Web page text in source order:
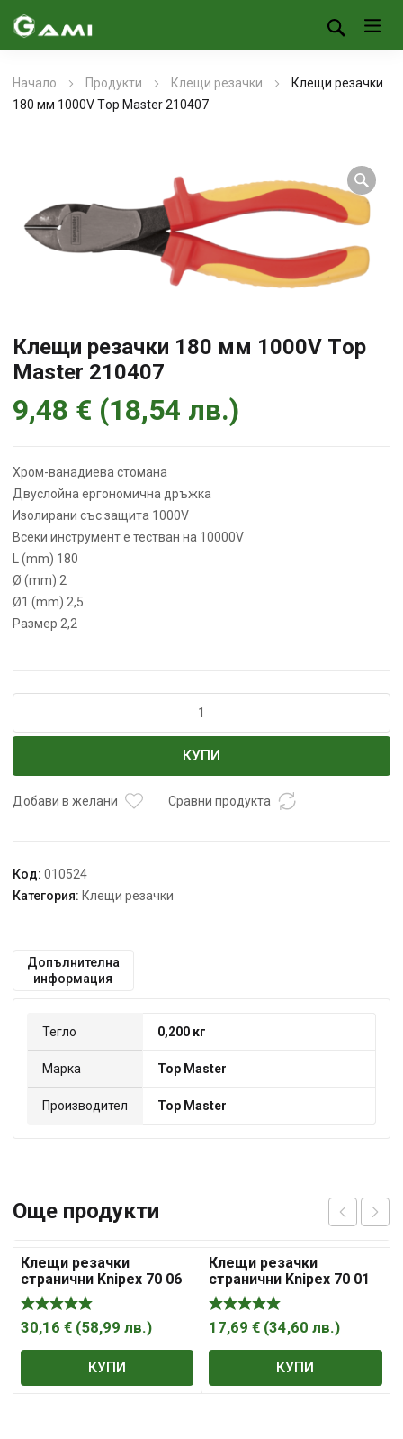
Начало Продукти Клещи резачки
Клещи резачки
180 мм 1000V Тop Master 210407
Клещи резачки 180 мм 1000V Тop
Master 210407
9,48 € (18,54 лв.)
Хром-ванадиева стомана
Двуслойна ергономична дръжка
Изолирани със защита 1000V
Всеки инструмент е тестван на 10000V
L (mm) 180
Ø (mm) 2
Ø1 (mm) 2,5
Размер 2,2
Клещи
мм
210407
КУПИ
Добави в желани Сравни продукта
Код: 010524
Категория: Клещи резачки
Допълнителна
информация
Тегло 0,200 кг
Марка Top Master
Производител Top Master
Още продукти
Клещи резачки
странични Knipex 70 06
160
30,16 € (58,99 лв.)
КУПИ
Клещи резачки
странични Knipex 70 01
160
17,69€ (34,60лв.)
КУПИ